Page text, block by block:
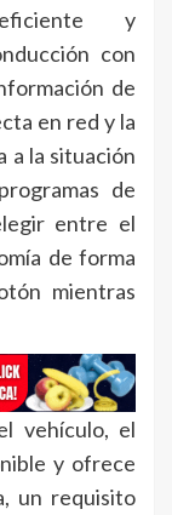
eficiente y
con
de
en red y la
a la situación
de
entre el
de forma
mientras
vehículo, el
y ofrece
un requisito